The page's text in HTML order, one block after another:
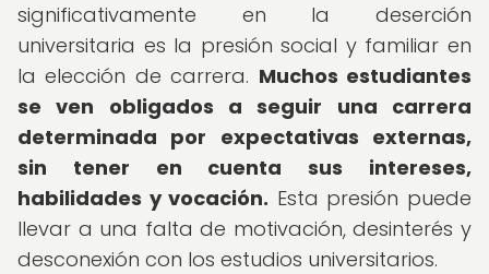
significativamente en la deserción
universitaria es la presión social y familiar en
la elección de carrera. Muchos estudiantes
se ven obligados a seguir una carrera
determinada por expectativas externas,
sin tener en cuenta sus intereses,
habilidades y vocación. Esta presión puede
llevar a una falta de motivación, desinterés y
desconexión con los estudios universitarios.